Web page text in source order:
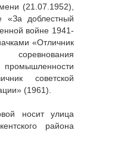
(21.07.1952),
«За доблестный
войне 1941-
«Отличник
соревнования
промышленности
советской
(1961).
носит улица
района